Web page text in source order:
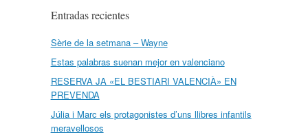
Entradas recientes
Sèrie de la setmana – Wayne
Estas palabras suenan mejor en valenciano
RESERVA JA «EL BESTIARI VALENCIÀ» EN
PREVENDA
Júlia i Marc els protagonistes d’uns llibres infantils
meravellosos